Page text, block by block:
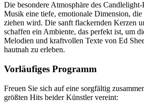
Die besondere Atmosphäre des
Musik eine tiefe, emotionale Dimension,
ziehen wird. Die sanft flackernden Kerzen
schaffen ein Ambiente, das perfekt ist, um
Melodien und kraftvollen Texte von Ed
hautnah zu erleben.
Vorläufiges Programm
Freuen Sie sich auf eine sorgfältig
größten Hits beider Künstler vereint: